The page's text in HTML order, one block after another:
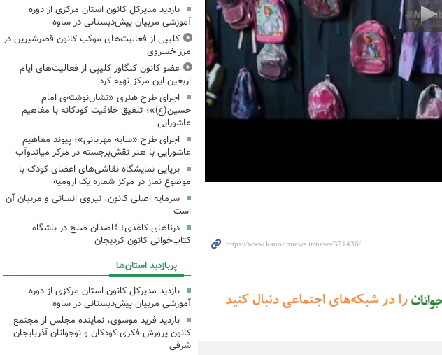
بازدید مدیرکل کانون استان مرکزی از دوره
آموزشی مربیان پیش‌دبستانی در ساوه
کلیپی از فعالیت‌های موکب کانون قصرشیرین در
مرز خسروی
عضو کانون کنگاور کلیپی از فعالیت‌های ایام
اربعین این مرکز تهیه کرد
اجرای طرح هنری «نشان‌نوشته‌ی امام
حسین(ع)»؛ تلفیق خلاقیت کودکانه با مفاهیم
عاشورایی
اجرای طرح «سایه مهربانی»؛ پیوند مفاهیم
عاشورایی با هنر نقش‌برجسته در مرکز میاندوآب
برپایی نمایشگاه نقاشی‌های اعضای کودک با
موضوع نماز در مرکز شماره یک ارومیه
سرمایه اصلی کانون، نیروی انسانی و مربیان آن
است
درناهای کاغذی؛ قاصدان صلح در باشگاه
کتاب‌خوانی کانون کردیجان
پربازدید استان‌ها
بازدید مدیرکل کانون استان مرکزی از دوره
آموزشی مربیان پیش‌دبستانی در ساوه
بازدید فرید موسوی، نماینده مجلس از مجتمع
کانون پرورش فکری کودکان و نوجوانان آذربایجان
شرقی